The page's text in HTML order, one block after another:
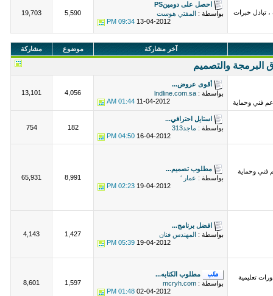
تبادل خبرات
احصل على دومينPS
بواسطة :
المفتي هوست
13-04-2012
09:34 PM
5,590
19,703
آخر مشاركة موضوع مشاركة
البرمجة والتصميم
فني وحماية
أقوى عروض...
بواسطة : lndline.com.sa
11-04-2012
01:44 AM
4,056
13,101
استايل احترافي...
بواسطة : ماجد313
16-04-2012
04:50 PM
182
754
فني وحماية
مطلوب تصميم...
بواسطة : عمار ‘
19-04-2012
02:23 PM
8,991
65,931
افضل برنامج...
بواسطة :
المهندس فنان
19-04-2012
05:39 PM
1,427
4,143
تعليمية
مطلوب الكتابه...
بواسطة : mcryh.com
02-04-2012
01:48 PM
1,597
8,601